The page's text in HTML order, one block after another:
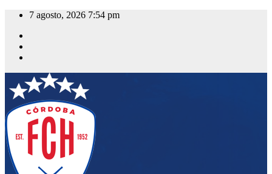
Saltar
contenido
7 agosto, 2026 7:54 pm